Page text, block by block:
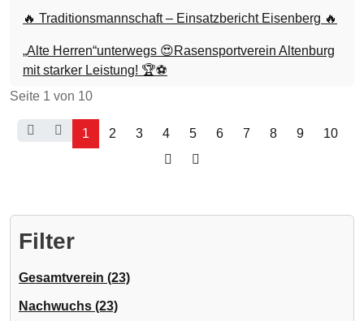
🔥 Traditionsmannschaft – Einsatzbericht Eisenberg 🔥
„Alte Herren“unterwegs 😍Rasensportverein Altenburg
mit starker Leistung! 🏆⚽
Seite 1 von 10
1 2 3 4 5 6 7 8 9 10
Filter
Gesamtverein (23)
Nachwuchs (23)